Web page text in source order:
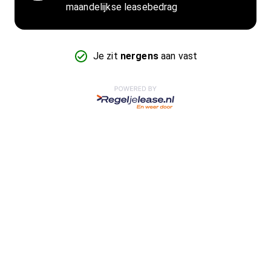
maandelijkse leasebedrag
Je zit nergensaan vast